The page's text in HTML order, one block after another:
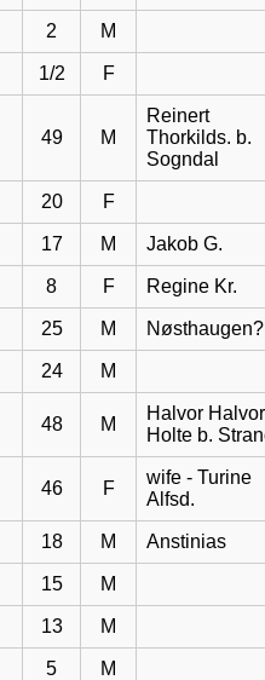
2 M
1/2 F
49 M
Reinert
Thorkilds. b.
Sogndal
20 F
17 M Jakob G.
8 F Regine Kr.
25 M Nøsthaugen?
24 M
48 M
Halvor
Holte b.
46 F
wife - Turine
Alfsd.
18 M Anstinias
15 M
13 M
5 M